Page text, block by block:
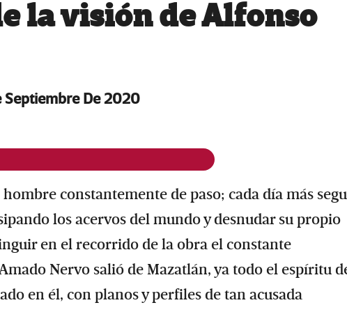
la visión de Alfonso
Septiembre De 2020
constantemente de paso; cada día más
los acervos del mundo y desnudar su propio
en el recorrido de la obra el constante
Nervo salió de Mazatlán, ya todo el espíritu
en él, con planos y perfiles de tan acusada